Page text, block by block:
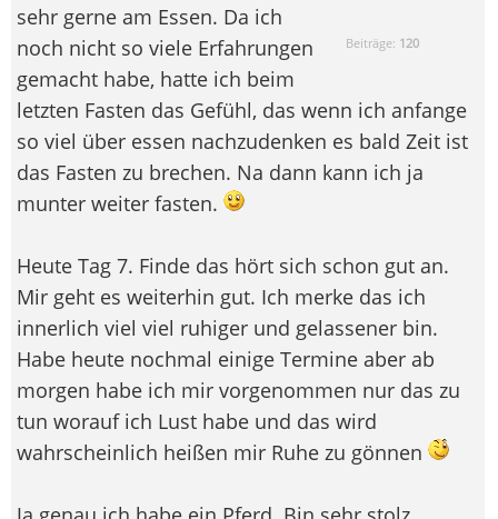
Beiträge: 120
sehr gerne am Essen. Da ich
noch nicht so viele Erfahrungen
gemacht habe, hatte ich beim
letzten Fasten das Gefühl, das wenn ich anfange
so viel über essen nachzudenken es bald Zeit ist
das Fasten zu brechen. Na dann kann ich ja
munter weiter fasten.
Heute Tag 7. Finde das hört sich schon gut an.
Mir geht es weiterhin gut. Ich merke das ich
innerlich viel viel ruhiger und gelassener bin.
Habe heute nochmal einige Termine aber ab
morgen habe ich mir vorgenommen nur das zu
tun worauf ich Lust habe und das wird
wahrscheinlich heißen mir Ruhe zu gönnen